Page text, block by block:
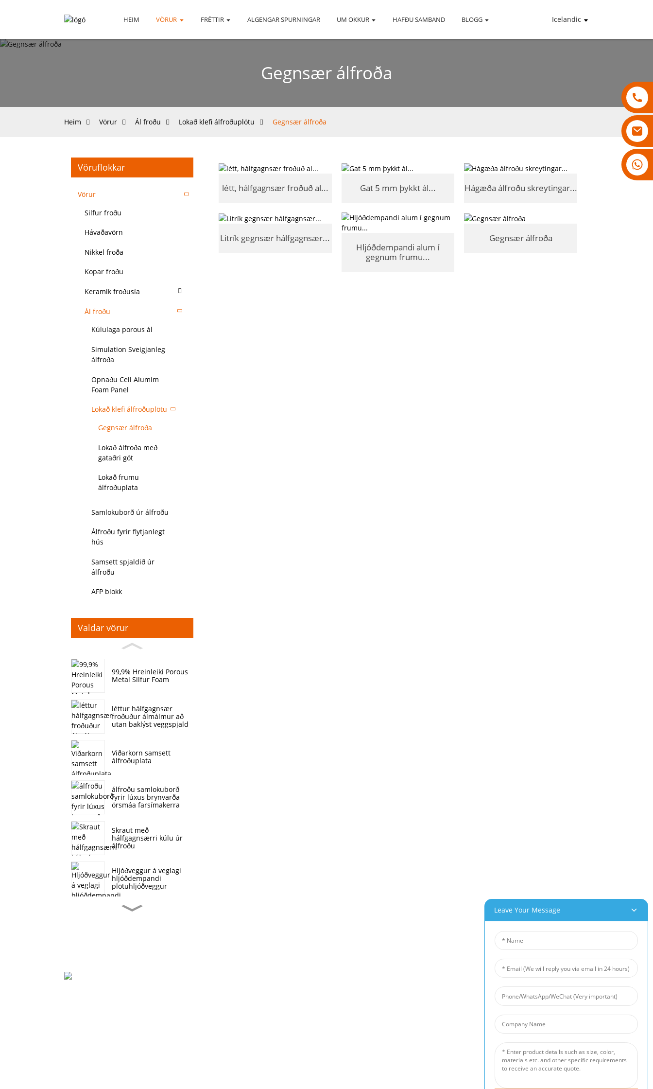
HEIM VÖRUR FRÉTTIR ALGENGAR SPURNINGAR UM OKKUR HAFÐU SAMBAND BLOGG Icelandic
Gegnsær álfroða
Heim Vörur Ál froðu Lokað klefi álfroðuplötu Gegnsær álfroða
Vöruflokkar
Vörur
Silfur froðu
Hávaðavörn
Nikkel froða
Kopar froðu
Keramik froðusía
Ál froðu
Kúlulaga porous ál
Simulation Sveigjanleg
álfroða
Opnaðu Cell Alumim
Foam Panel
Lokað klefi álfroðuplötu
Gegnsær álfroða
Lokað álfroða með
gataðri göt
Lokað frumu
álfroðuplata
Samlokuborð úr álfroðu
Álfroðu fyrir flytjanlegt
hús
Samsett spjaldið úr
álfroðu
AFP blokk
Valdar vörur
99,9% Hreinleiki Porous
Metal Silfur Foam
léttur hálfgagnsær
froðuður álmálmur að
utan baklýst veggspjald
Viðarkorn samsett
álfroðuplata
álfroðu samlokuborð
fyrir lúxus brynvarða
örsmáa farsímakerra
Skraut með
hálfgagnsærri kúlu úr
álfroðu
Hljóðveggur á veglagi
hljóðdempandi
plötuhljóðveggur
Sérhannaðar stærð
létt, hálfgagnsær froðuð al... Gat 5 mm þykkt ál... Hágæða álfroðu skreytingar...
Litrík gegnsær hálfgagnsær...
Hljóðdempandi alum í
gegnum frumu...
Gegnsær álfroða
Fréttir
Iðnaðarfréttir
Viðskiptavinamál
Leave Your Message